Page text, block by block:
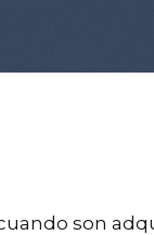
son